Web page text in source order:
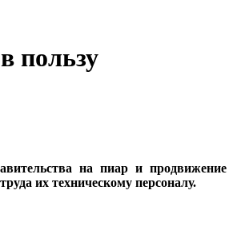
пользу
на пиар и продвижение
их техническому персоналу.